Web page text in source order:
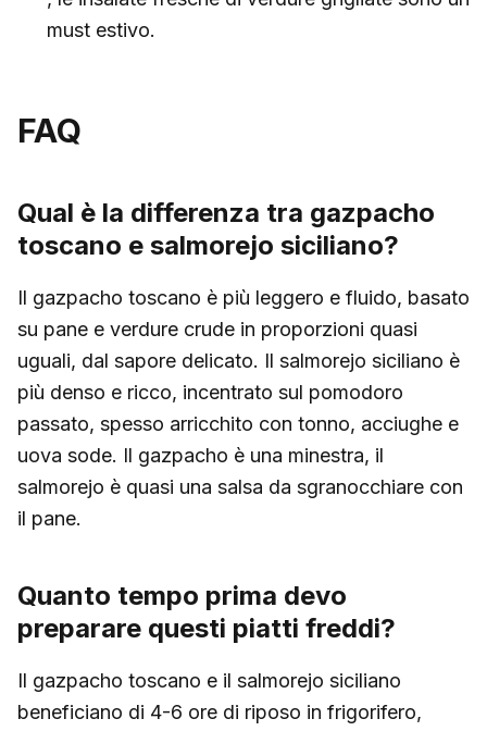
must estivo.
FAQ
Qual è la differenza tra gazpacho
toscano e salmorejo siciliano?
Il gazpacho toscano è più leggero e fluido, basato
su pane e verdure crude in proporzioni quasi
uguali, dal sapore delicato. Il salmorejo siciliano è
più denso e ricco, incentrato sul pomodoro
passato, spesso arricchito con tonno, acciughe e
uova sode. Il gazpacho è una minestra, il
salmorejo è quasi una salsa da sgranocchiare con
il pane.
Quanto tempo prima devo
preparare questi piatti freddi?
Il gazpacho toscano e il salmorejo siciliano
beneficiano di 4-6 ore di riposo in frigorifero,